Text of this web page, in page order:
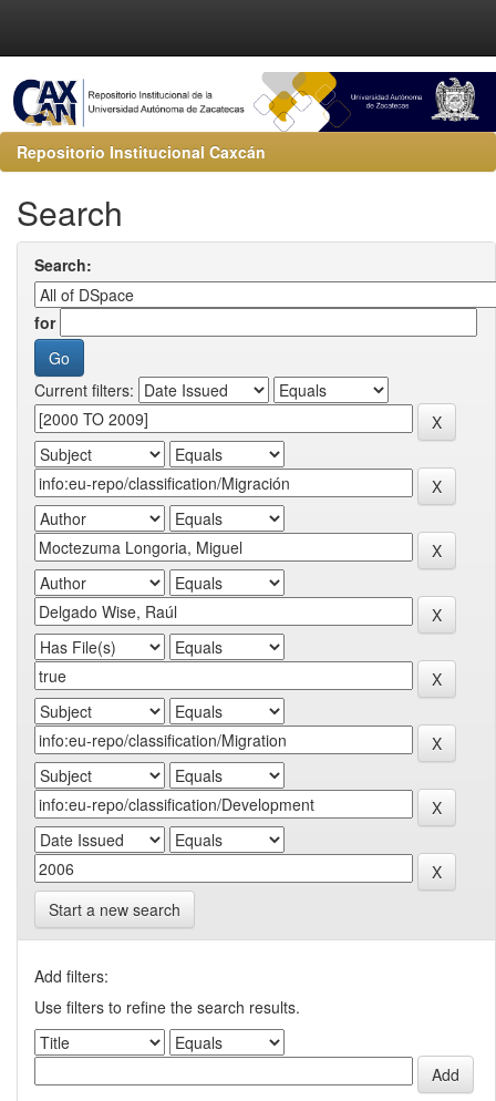
Repositorio Institucional Caxcán
Search
Search:
for
Current filters:
Start a new search
Add filters:
Use filters to refine the search results.